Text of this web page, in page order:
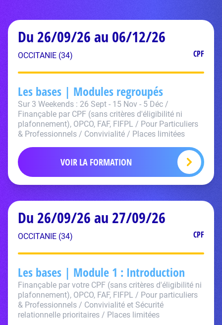
Du 26/09/26 au 06/12/26
OCCITANIE (34) CPF
Les bases | Modules regroupés
Sur 3 Weekends : 26 Sept - 15 Nov - 5 Déc /
Finançable par CPF (sans critères d'éligibilité ni
plafonnement), OPCO, FAF, FIFPL / Pour Particuliers
& Professionnels / Convivialité / Places limitées
VOIR LA FORMATION
Du 26/09/26 au 27/09/26
OCCITANIE (34) CPF
Les bases | Module 1 : Introduction
Finançable par votre CPF (sans critères d'éligibilité ni
plafonnement), OPCO, FAF, FIFPL / Pour particuliers
& Professionnels / Convivialité et Sécurité
relationnelle prioritaires / Places limitées